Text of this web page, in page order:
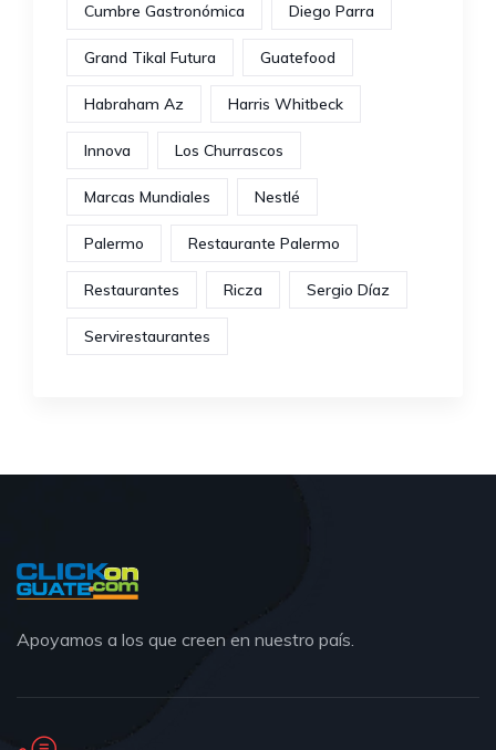
Cumbre Gastronómica Diego Parra
Grand Tikal Futura Guatefood
Habraham Az Harris Whitbeck
Innova Los Churrascos
Marcas Mundiales Nestlé
Palermo Restaurante Palermo
Restaurantes Ricza Sergio Díaz
Servirestaurantes
Apoyamos a los que creen en nuestro país.